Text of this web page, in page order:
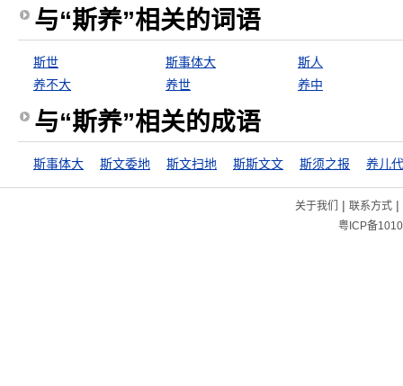
与“斯养”相关的词语
斯世 斯事体大
斯人
养不大
养世 养中
与“斯养”相关的成语
斯事体大 斯文委地 斯文扫地 斯斯文文 斯须之报
关于我们 | 联系方式|
粤ICP备